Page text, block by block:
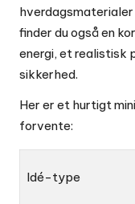
finder du også en
energi, et realistisk
sikkerhed.
Her er et hurtigt
forvente:
Idé-type